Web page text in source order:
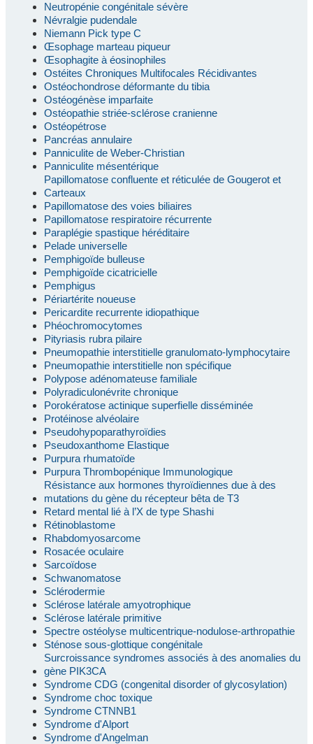
Neutropénie congénitale sévère
Névralgie pudendale
Niemann Pick type C
Œsophage marteau piqueur
Œsophagite à éosinophiles
Ostéites Chroniques Multifocales Récidivantes
Ostéochondrose déformante du tibia
Ostéogénèse imparfaite
Ostéopathie striée-sclérose cranienne
Ostéopétrose
Pancréas annulaire
Panniculite de Weber-Christian
Panniculite mésentérique
Papillomatose confluente et réticulée de Gougerot et
Carteaux
Papillomatose des voies biliaires
Papillomatose respiratoire récurrente
Paraplégie spastique héréditaire
Pelade universelle
Pemphigoïde bulleuse
Pemphigoïde cicatricielle
Pemphigus
Périartérite noueuse
Pericardite recurrente idiopathique
Phéochromocytomes
Pityriasis rubra pilaire
Pneumopathie interstitielle granulomato-lymphocytaire
Pneumopathie interstitielle non spécifique
Polypose adénomateuse familiale
Polyradiculonévrite chronique
Porokératose actinique superfielle disséminée
Protéinose alvéolaire
Pseudohypoparathyroïdies
Pseudoxanthome Elastique
Purpura rhumatoïde
Purpura Thrombopénique Immunologique
Résistance aux hormones thyroïdiennes due à des
mutations du gène du récepteur bêta de T3
Retard mental lié à l’X de type Shashi
Rétinoblastome
Rhabdomyosarcome
Rosacée oculaire
Sarcoïdose
Schwanomatose
Sclérodermie
Sclérose latérale amyotrophique
Sclérose latérale primitive
Spectre ostéolyse multicentrique-nodulose-arthropathie
Sténose sous-glottique congénitale
Surcroissance syndromes associés à des anomalies du
gène PIK3CA
Syndrome CDG (congenital disorder of glycosylation)
Syndrome choc toxique
Syndrome CTNNB1
Syndrome d'Alport
Syndrome d'Angelman